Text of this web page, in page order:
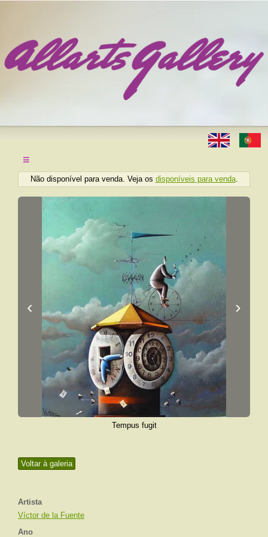
≡
Voltar à galeria
Artista
Víctor de la Fuente
Ano
Não disponível para venda. Veja os disponíveis para venda.
‹ ›
Tempus fugit